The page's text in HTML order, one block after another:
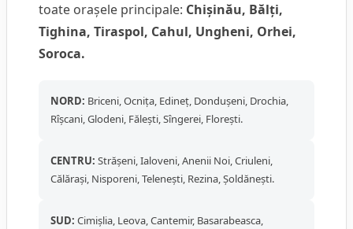
toate orașele principale: Chișinău, Bălți,
Tighina, Tiraspol, Cahul, Ungheni, Orhei,
Soroca.
NORD: Briceni, Ocnița, Edineț, Dondușeni, Drochia,
Rîșcani, Glodeni, Fălești, Sîngerei, Florești.
CENTRU: Strășeni, Ialoveni, Anenii Noi, Criuleni,
Călărași, Nisporeni, Telenești, Rezina, Șoldănești.
SUD: Cimișlia, Leova, Cantemir, Basarabeasca,